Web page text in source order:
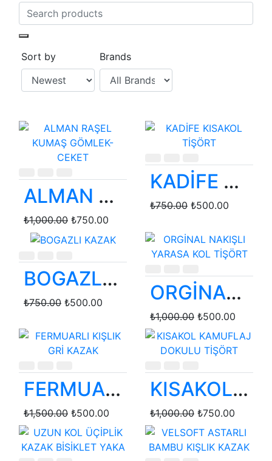
Sort by Brands
ALMAN RAŞEL KUMAŞ GÖMLEK-CEKET
₺1,000.00 ₺750.00
KADİFE KISAKOL TİŞÖRT
₺750.00 ₺500.00
BOGAZLI KAZAK
₺750.00 ₺500.00 ORGİNAL NAKIŞLI YARASA KOL TİŞÖRT
₺1,000.00 ₺500.00
FERMUARLI KIŞLIK GRİ KAZAK
₺1,500.00 ₺500.00
KISAKOL KAMUFLAJ DOKULU TİŞÖRT
₺1,000.00 ₺750.00